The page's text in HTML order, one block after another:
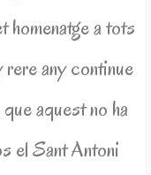
homenatge a tots
rere any continue
aquest no ha
el Sant Antoni